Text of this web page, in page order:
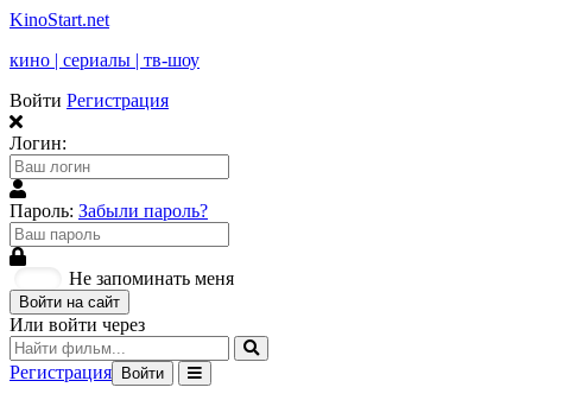
KinoStart.net
кино | сериалы | тв-шоу
Войти Регистрация
Логин:
Пароль: Забыли пароль?
Не запоминать меня
Войти на сайт
Или войти через
Регистрация Войти